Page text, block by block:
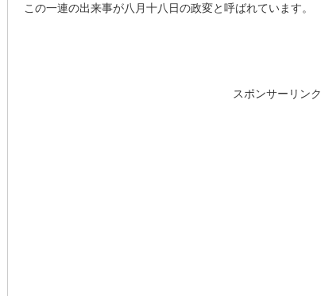
この一連の出来事が八月十八日の政変と呼ばれています。
スポンサーリンク